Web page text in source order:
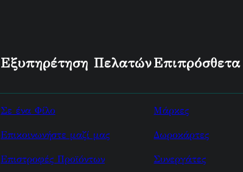
Εξυπηρέτηση Πελατών
Σε ένα Φίλο
Επικοινωνήστε μαζί μας
Επιστροφές Προϊόντων
Επιπρόσθετα
Μάρκες
Δωροκάρτες
Συνεργάτες